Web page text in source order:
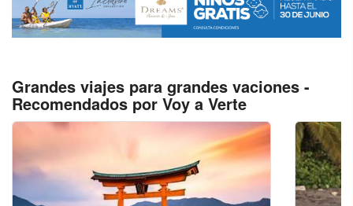
Grandes viajes para grandes vaciones -
Recomendados por Voy a Verte